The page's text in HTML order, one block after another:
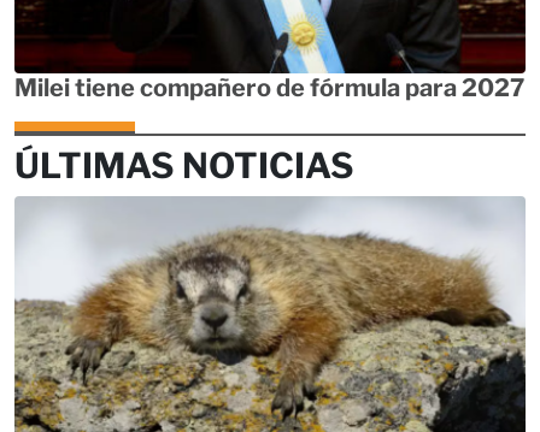
Milei tiene compañero de fórmula para 2027
ÚLTIMAS NOTICIAS